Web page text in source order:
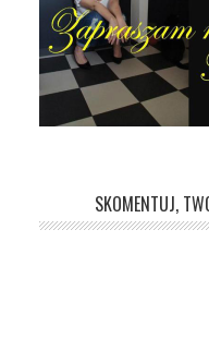
SKOMENTUJ,